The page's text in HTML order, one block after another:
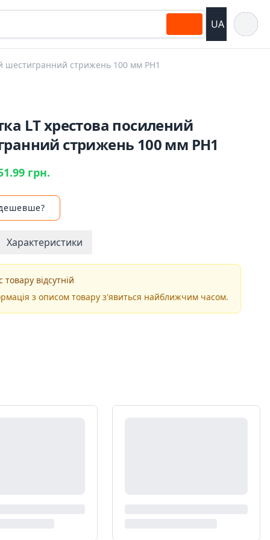
UA
шестигранний стрижень 100 мм PH1
LT хрестова посилений
стрижень 100 мм PH1
грн.
Характеристики
товару відсутній
з описом товару з'явиться найближчим часом.